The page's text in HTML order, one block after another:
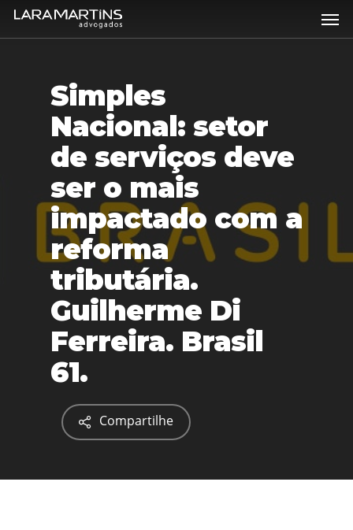
Skip
main
Simples
Nacional: setor
de serviços deve
ser o mais
impactado com a
reforma
tributária.
Guilherme Di
Ferreira. Brasil
61.
Compartilhe